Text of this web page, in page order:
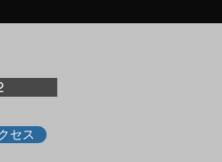
セス